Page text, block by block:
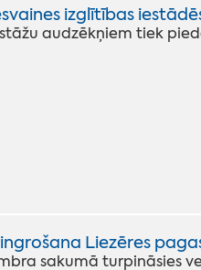
izglītības
audzēkņiem tiek
Liezēres
sakumā turpināsies